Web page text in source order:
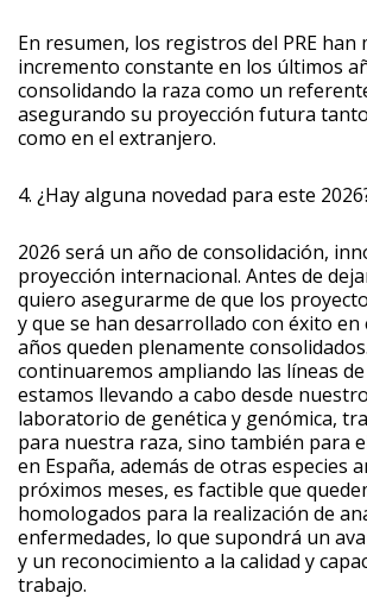
En resumen, los registros del PRE han
incremento constante en los últimos
consolidando la raza como un
asegurando su proyección futura
como en el extranjero.
4. ¿Hay alguna novedad para este
2026 será un año de consolidación,
proyección internacional. Antes de
quiero asegurarme de que los
y que se han desarrollado con éxito
años queden plenamente
continuaremos ampliando las líneas
estamos llevando a cabo desde
laboratorio de genética y genómica,
para nuestra raza, sino también para
en España, además de otras especies
próximos meses, es factible que
homologados para la realización de
enfermedades, lo que supondrá un
y un reconocimiento a la calidad y
trabajo.